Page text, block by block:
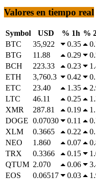
Valores en tiempo real
Symbol USD % 1h %
BTC
35,922 0.35
BTG
11.88 0.29
BCH
223.33 0.23
ETH
3,760.3 0.42
ETC
23.40 1.35
LTC
46.11 0.25
XMR
287.81 0.19
DOGE 0.07030 0.11
XLM
0.3665 0.22
NEO
1.860 0.07
TRX
0.3366 0.15
QTUM 2.070 0.06
EOS
0.06517 0.03